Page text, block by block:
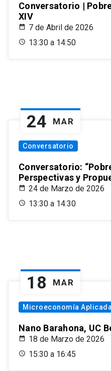
Conversatorio |
XIV
7 de Abril de 2026
13:30 a 14:50
24 MAR
Conversatorio
Conversatorio:
Perspectivas y
24 de Marzo de 2026
13:30 a 14:30
18 MAR
Microeconomía Aplicada
Nano Barahona, UC
18 de Marzo de 2026
15:30 a 16:45